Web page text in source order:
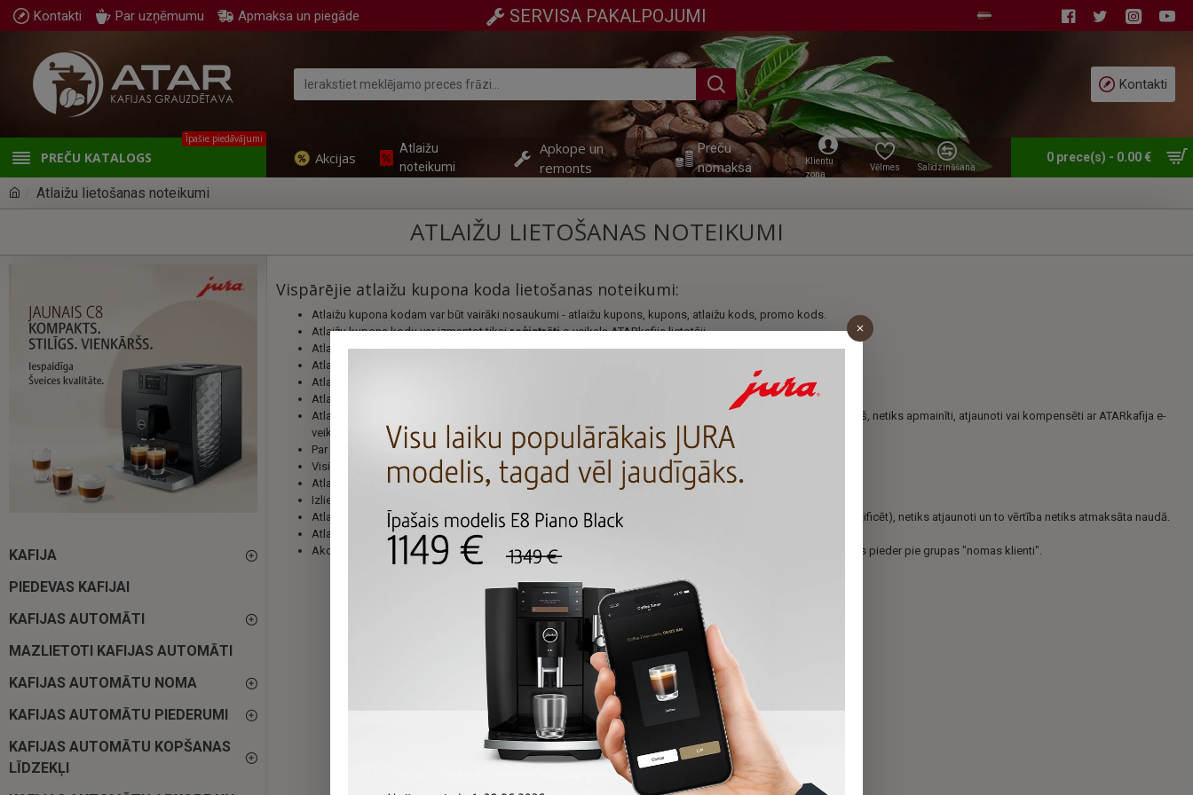
Kontakti Par uzņēmumu Apmaksa un piegāde SERVISA PAKALPOJUMI
Kontakti
PREČU KATALOGS
Īpašie piedāvājumi
Akcijas
Atlaižu
noteikumi
Apkope un
remonts
Preču
nomaksa
Klientu
zona
Vēlmes Salīdzināšana
0 prece(s) - 0.00 €
Atlaižu lietošanas noteikumi
ATLAIŽU LIETOŠANAS NOTEIKUMI
KAFIJA
PIEDEVAS KAFIJAI
KAFIJAS AUTOMĀTI
MAZLIETOTI KAFIJAS AUTOMĀTI
KAFIJAS AUTOMĀTU NOMA
KAFIJAS AUTOMĀTU PIEDERUMI
KAFIJAS AUTOMĀTU KOPŠANAS
LĪDZEKĻI
Vispārējie atlaižu kupona koda lietošanas noteikumi:
Atlaižu kupona kodam var būt vairāki nosaukumi - atlaižu kupons, kupons, atlaižu kods, promo kods.
Atlaižu kupona kodu var izmantot tikaireģistrētie-veikala ATARkafija lietotāji.
Atlaižu kuponā esošo kodu var izmantot tikaivienu reiziun tikai iepērkoties e-veikalā ATARkafija.
Atlaižu kupona kodu var nosūtīt drukātā lapiņā, pa e-pastu, SMS, vai uz tālruni.
Atlaižu kuponus nevar apmainīt pret skaidru naudu.
Atlaižu kuponus ir aizliegts pārdot.
Atlaižu kuponi ir derīgi līdz tajā norādītajam datumam. Atlaižu kuponi, kuriem jau ir beidzies derīguma termiņš, netiks apmainīti, atjaunoti vai kompensēti ar ATARkafija e-
veikalā nopērkamajām precēm.
Par informācijas drošību atbild persona, kurai ir izsniegts atlaižu kupons.
Visi atlaižu kuponi var tikt izmantoti tikai iegādājoties līdz 4 kg jebkura veida kafiju.
Atlaižu kuponi netiek summēti un uz atlaižu kuponiem neattiecas citas ATARkafija e-veikala atlaides.
Izlietotie atlaižu kuponi ir neatmaksājami.
Atlaižu kuponi, kas ir nederīgi, pazaudēti vai citādi bojāti (piemēram, bojāts kupona kods, kas neļauj to identificēt), netiks atjaunoti un to vērtība netiks atmaksāta naudā.
Atlaižu kuponus nevar apmainīt, un tie ir neatmaksājami.
Akcijas, atlaižu kuponi, promo kodi un citas līdzīgas priekšrocības nekādā veidā neattiecas uz klientiem, kas pieder pie grupas "nomas klienti".